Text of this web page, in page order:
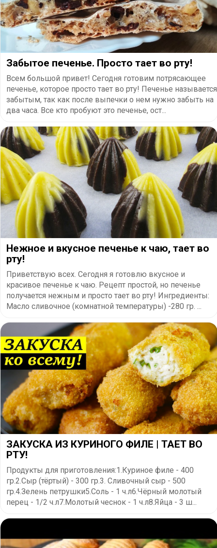
Забытое печенье. Просто тает во рту!
Всем большой привет! Сегодня готовим потрясающее
печенье, которое просто тает во рту! Печенье называется
забытым, так как после выпечки о нем нужно забыть на
два часа. Все кто пробуют это печенье, ост...
Нежное и вкусное печенье к чаю, тает во
рту!
Приветствую всех. Сегодня я готовлю вкусное и
красивое печенье к чаю. Рецепт простой, но печенье
получается нежным и просто тает во рту! Ингредиенты:
Масло сливочное (комнатной температуры) -280 гр. ...
ЗАКУСКА ИЗ КУРИНОГО ФИЛЕ | ТАЕТ ВО
РТУ!
Продукты для приготовления:1.Куриное филе - 400
гр.2.Сыр (тёртый) - 300 гр.3. Сливочный сыр - 500
гр.4.Зелень петрушки5.Соль - 1 ч.л6.Чёрный молотый
перец - 1/2 ч.л7.Молотый чеснок - 1 ч.л8.Яйца - 3 ш...